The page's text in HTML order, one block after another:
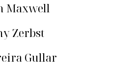
Maxwell
Zerbst
Gullar